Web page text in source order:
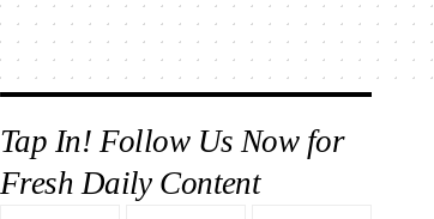
Tap In! Follow Us Now for
Fresh Daily Content